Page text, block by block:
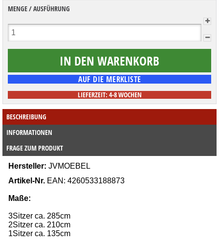
MENGE / AUSFÜHRUNG
LIEFERZEIT: 4-8 WOCHEN
BESCHREIBUNG
INFORMATIONEN
FRAGE ZUM PRODUKT
Hersteller: JVMOEBEL
Artikel-Nr. EAN: 4260533188873
Maße:
3Sitzer ca. 285cm
2Sitzer ca. 210cm
1Sitzer ca. 135cm